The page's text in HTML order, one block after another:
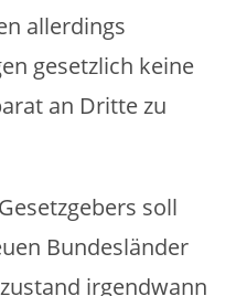
allerdings
gesetzlich keine
an Dritte zu
soll
Bundesländer
irgendwann